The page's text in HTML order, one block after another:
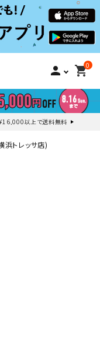
person 0
shopping_cart
以上で送料無料
トレッサ店)